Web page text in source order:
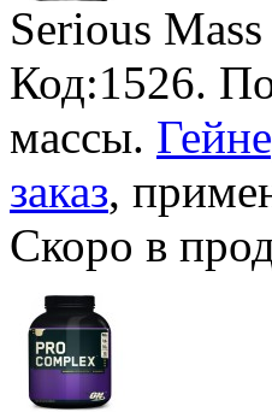
Serious
Код:1526.
массы.
заказ,
Скоро в